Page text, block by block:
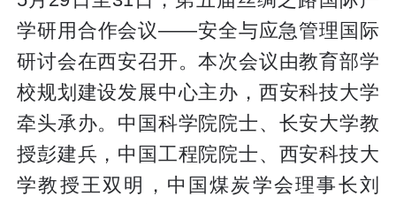
学研用合作会议——安全与应急管理国际
研讨会在西安召开。本次会议由教育部学
校规划建设发展中心主办，西安科技大学
牵头承办。中国科学院院士、长安大学教
授彭建兵，中国工程院院士、西安科技大
学教授王双明，中国煤炭学会理事长刘